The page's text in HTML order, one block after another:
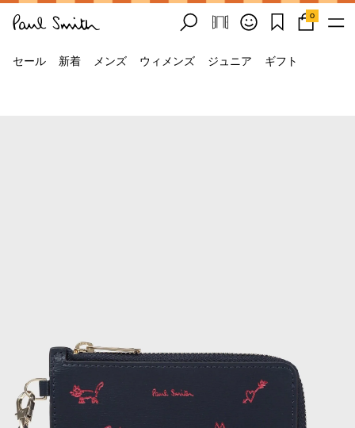
0
セール 新着 メンズ ウィメンズ ジュニア ギフト